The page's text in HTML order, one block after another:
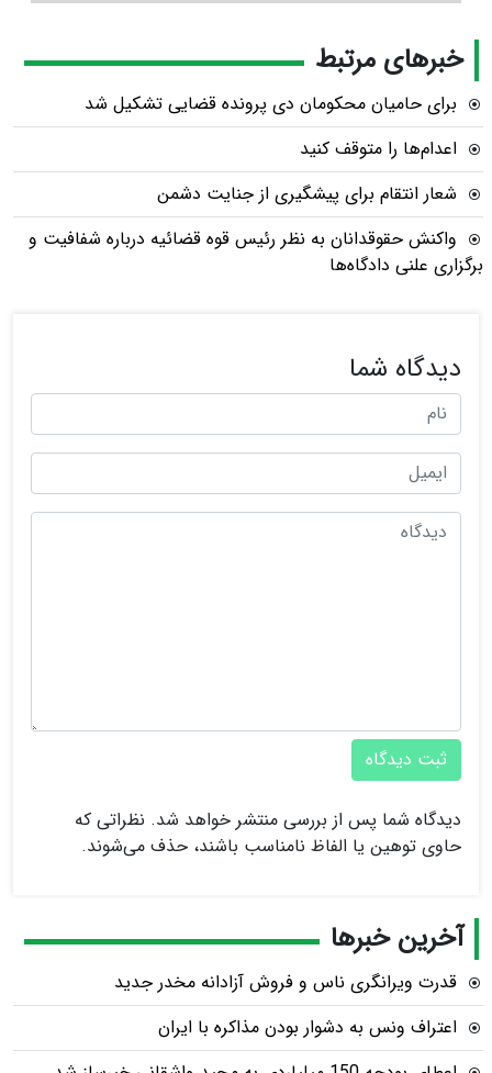
خبرهای مرتبط
برای حامیان محکومان دی پرونده قضایی تشکیل شد
اعدام‌ها را متوقف کنید
شعار انتقام برای پیشگیری از جنایت دشمن
واکنش حقوقدانان به نظر رئیس قوه قضائیه درباره شفافیت و
برگزاری علنی دادگاه‌ها
دیدگاه شما
ثبت دیدگاه
دیدگاه شما پس از بررسی منتشر خواهد شد. نظراتی که
حاوی توهین یا الفاظ نامناسب باشند، حذف می‌شوند.
آخرین خبرها
قدرت ویرانگری ناس و فروش آزادانه مخدر جدید
اعتراف ونس به دشوار بودن مذاکره با ایران